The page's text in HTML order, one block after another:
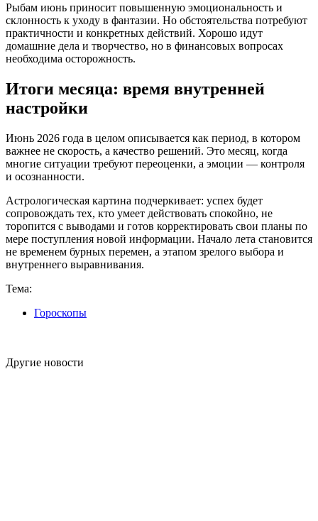
Рыбам июнь приносит повышенную эмоциональность и
склонность к уходу в фантазии. Но обстоятельства потребуют
практичности и конкретных действий. Хорошо идут
домашние дела и творчество, но в финансовых вопросах
необходима осторожность.
Итоги месяца: время внутренней
настройки
Июнь 2026 года в целом описывается как период, в котором
важнее не скорость, а качество решений. Это месяц, когда
многие ситуации требуют переоценки, а эмоции — контроля
и осознанности.
Астрологическая картина подчеркивает: успех будет
сопровождать тех, кто умеет действовать спокойно, не
торопится с выводами и готов корректировать свои планы по
мере поступления новой информации. Начало лета становится
не временем бурных перемен, а этапом зрелого выбора и
внутреннего выравнивания.
Тема:
Гороскопы
Другие новости